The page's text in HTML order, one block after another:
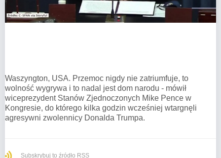
Waszyngton, USA. Przemoc nigdy nie zatriumfuje, to
wolność wygrywa i to nadal jest dom narodu - mówił
wiceprezydent Stanów Zjednoczonych Mike Pence w
Kongresie, do którego kilka godzin wcześniej wtargnęli
agresywni zwolennicy Donalda Trumpa.
Subskrybuj to źródło RSS